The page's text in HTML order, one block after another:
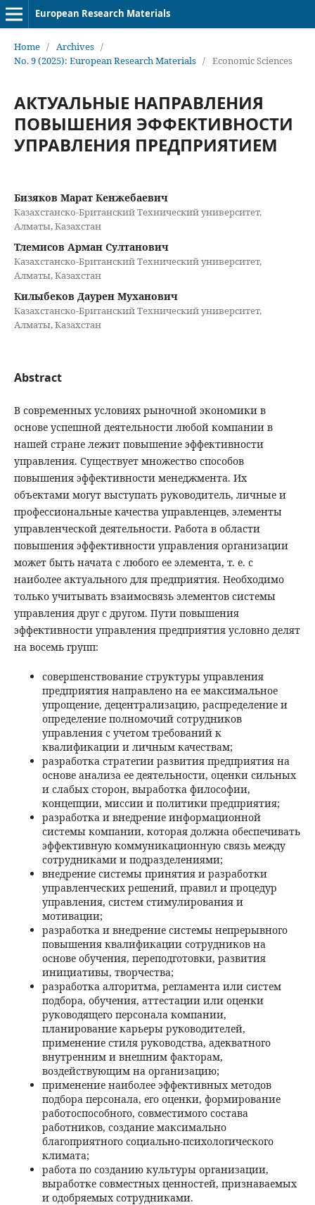
European Research Materials
Home / Archives /
No. 9 (2025): European Research Materials / Economic Sciences
АКТУАЛЬНЫЕ НАПРАВЛЕНИЯ
ПОВЫШЕНИЯ ЭФФЕКТИВНОСТИ
УПРАВЛЕНИЯ ПРЕДПРИЯТИЕМ
Бизяков Марат Кенжебаевич
Казахстанско-Британский Технический университет,
Алматы, Казахстан
Тлемисов Арман Султанович
Казахстанско-Британский Технический университет,
Алматы, Казахстан
Килыбеков Даурен Муханович
Казахстанско-Британский Технический университет,
Алматы, Казахстан
Abstract
В современных условиях рыночной экономики в
основе успешной деятельности любой компании в
нашей стране лежит повышение эффективности
управления. Существует множество способов
повышения эффективности менеджмента. Их
объектами могут выступать руководитель, личные и
профессиональные качества управленцев, элементы
управленческой деятельности. Работа в области
повышения эффективности управления организации
может быть начата с любого ее элемента, т. е. с
наиболее актуального для предприятия. Необходимо
только учитывать взаимосвязь элементов системы
управления друг с другом. Пути повышения
эффективности управления предприятия условно делят
на восемь групп:
совершенствование структуры управления
предприятия направлено на ее максимальное
упрощение, децентрализацию, распределение и
определение полномочий сотрудников
управления с учетом требований к
квалификации и личным качествам;
разработка стратегии развития предприятия на
основе анализа ее деятельности, оценки сильных
и слабых сторон, выработка философии,
концепции, миссии и политики предприятия;
разработка и внедрение информационной
системы компании, которая должна обеспечивать
эффективную коммуникационную связь между
сотрудниками и подразделениями;
внедрение системы принятия и разработки
управленческих решений, правил и процедур
управления, систем стимулирования и
мотивации;
разработка и внедрение системы непрерывного
повышения квалификации сотрудников на
основе обучения, переподготовки, развития
инициативы, творчества;
разработка алгоритма, регламента или систем
подбора, обучения, аттестации или оценки
руководящего персонала компании,
планирование карьеры руководителей,
применение стиля руководства, адекватного
внутренним и внешним факторам,
воздействующим на организацию;
применение наиболее эффективных методов
подбора персонала, его оценки, формирование
работоспособного, совместимого состава
работников, создание максимально
благоприятного социально-психологического
климата;
работа по созданию культуры организации,
выработке совместных ценностей, признаваемых
и одобряемых сотрудниками.